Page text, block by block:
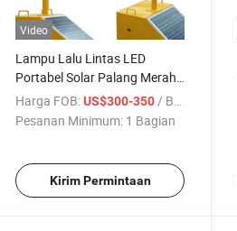
Video
Lampu Lalu Lintas LED
Portabel Solar Palang Merah
dan Panah Hijau
Harga FOB:US$300-350/ Bagian
Pesanan Minimum: 1 Bagian
Kirim Permintaan